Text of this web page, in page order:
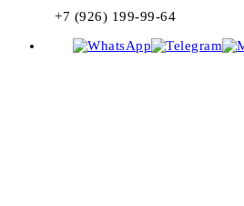
+7 (926) 199-99-64